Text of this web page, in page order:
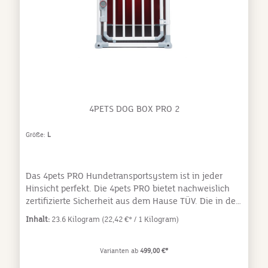
noch stabileren Türschloss-System. Die PRO 1 ist
nicht nur eine Hundebox, sondern ein Schutzraum für
wie z.B. Cocker Spaniel, Dackel, Terrier oder Beagle
4PETS DOG BOX PRO 2
Größe: L
Das 4pets PRO Hundetransportsystem ist in jeder
Hinsicht perfekt. Die 4pets PRO bietet nachweislich
zertifizierte Sicherheit aus dem Hause TÜV. Die in der
Schweiz hergestellten 4pets PRO Hundeboxen sind
ausschließlich aus hochwertigsten Materialien
Hund so viel Sicherheit in Kombination mit
Inhalt: 23.6 Kilogram (22,42 €* / 1 Kilogram)
Varianten ab 499,00 €*